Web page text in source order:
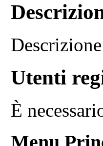
Utenti
È